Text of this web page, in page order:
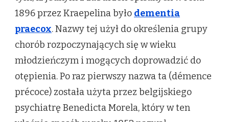
1896 przez Kraepelina było dementia
praecox. Nazwy tej użył do określenia grupy
chorób rozpoczynających się w wieku
młodzieńczym i mogących doprowadzić do
otępienia. Po raz pierwszy nazwa ta (démence
précoce) została użyta przez belgijskiego
psychiatrę Benedicta Morela, który w ten